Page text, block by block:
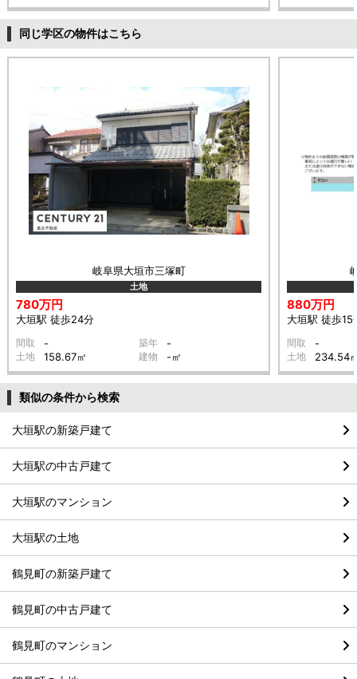
同じ学区の物件はこちら
岐阜県大垣市三塚町
土地
780万円
大垣駅 徒歩24分
間取 - 築年 -
土地 158.67㎡ 建物 -㎡
880万円
大垣駅 徒歩15
間取 -
土地 234.54
類似の条件から検索
大垣駅の新築戸建て
大垣駅の中古戸建て
大垣駅のマンション
大垣駅の土地
鶴見町の新築戸建て
鶴見町の中古戸建て
鶴見町のマンション